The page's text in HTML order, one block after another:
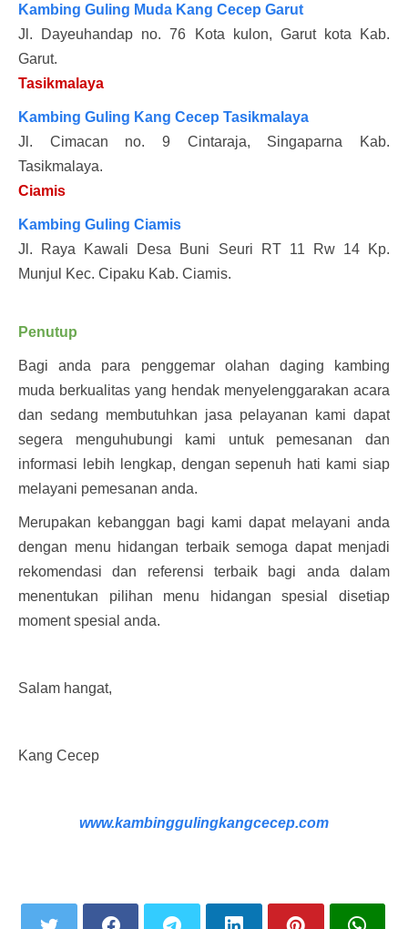
Kambing Guling Muda Kang Cecep Garut
Jl. Dayeuhandap no. 76 Kota kulon, Garut kota Kab.
Garut.
Tasikmalaya
Kambing Guling Kang Cecep Tasikmalaya
Jl. Cimacan no. 9 Cintaraja, Singaparna Kab.
Tasikmalaya.
Ciamis
Kambing Guling Ciamis
Jl. Raya Kawali Desa Buni Seuri RT 11 Rw 14 Kp.
Munjul Kec. Cipaku Kab. Ciamis.
Penutup
Bagi anda para penggemar olahan daging kambing
muda berkualitas yang hendak menyelenggarakan acara
dan sedang membutuhkan jasa pelayanan kami dapat
segera menguhubungi kami untuk pemesanan dan
informasi lebih lengkap, dengan sepenuh hati kami siap
melayani pemesanan anda.
Merupakan kebanggan bagi kami dapat melayani anda
dengan menu hidangan terbaik semoga dapat menjadi
rekomendasi dan referensi terbaik bagi anda dalam
menentukan pilihan menu hidangan spesial disetiap
moment spesial anda.
Salam hangat,
Kang Cecep
www.kambinggulingkangcecep.com